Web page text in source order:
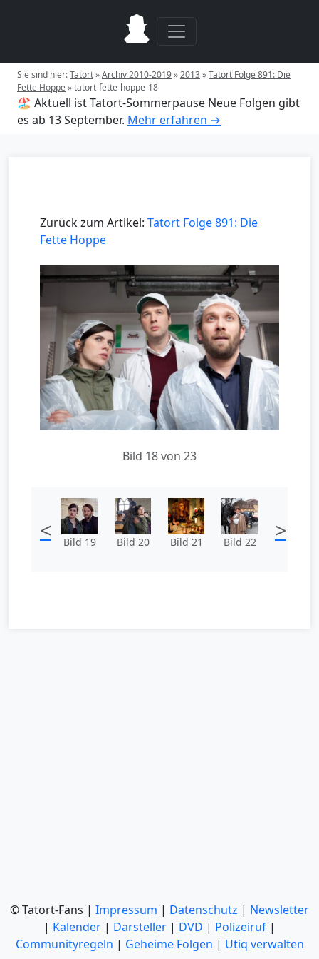
Sie sind hier:Tatort»Archiv 2010-2019»2013»Tatort Folge 891: Die
Fette Hoppe»tatort-fette-hoppe-18
🏖️ Aktuell ist Tatort-Sommerpause Neue Folgen gibt
es ab 13 September. Mehr erfahren →
Zurück zum Artikel: Tatort Folge 891: Die
Fette Hoppe
Bild 18 von 23
< Bild 19 Bild 20 Bild 21 Bild 22 >
© Tatort-Fans | Impressum | Datenschutz | Newsletter
| Kalender | Darsteller | DVD | Polizeiruf |
Communityregeln | Geheime Folgen | Utiq verwalten